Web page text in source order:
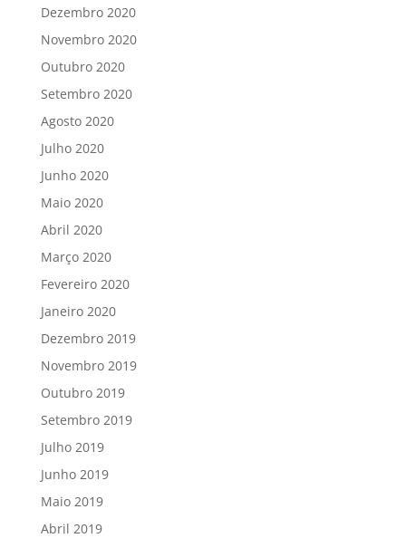
Dezembro 2020
Novembro 2020
Outubro 2020
Setembro 2020
Agosto 2020
Julho 2020
Junho 2020
Maio 2020
Abril 2020
Março 2020
Fevereiro 2020
Janeiro 2020
Dezembro 2019
Novembro 2019
Outubro 2019
Setembro 2019
Julho 2019
Junho 2019
Maio 2019
Abril 2019